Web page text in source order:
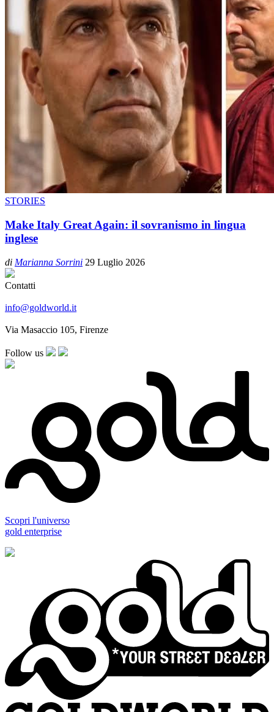
STORIES
Make Italy Great Again: il sovranismo in lingua
inglese
di Marianna Sorrini 29 Luglio 2026
Contatti
info@goldworld.it
Via Masaccio 105, Firenze
Follow us
Scopri l'universo
gold enterprise